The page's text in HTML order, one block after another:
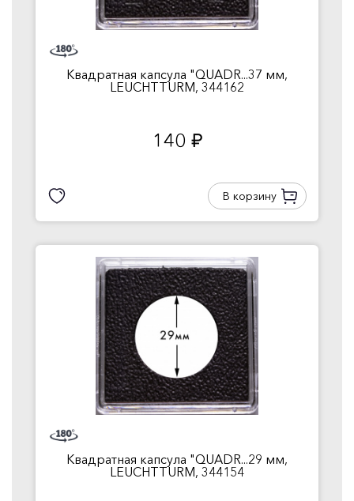
Квадратная капсула "QUADR...37 мм,
LEUCHTTURM, 344162
140 руб.
В корзину
Квадратная капсула "QUADR...29 мм,
LEUCHTTURM, 344154